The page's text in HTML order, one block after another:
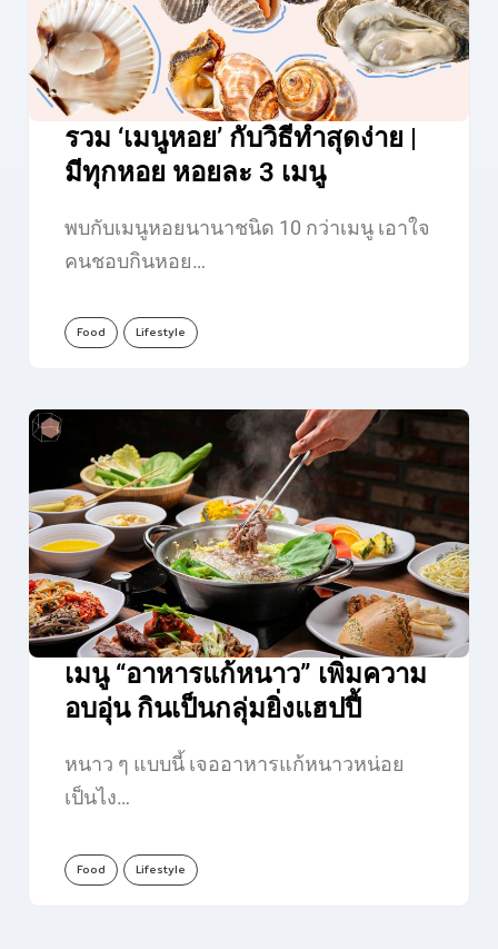
รวม ‘เมนูหอย’ กับวิธีทำสุดง่าย |
มีทุกหอย หอยละ 3 เมนู
พบกับเมนูหอยนานาชนิด 10 กว่าเมนู เอาใจ
คนชอบกินหอย…
Food Lifestyle
เมนู “อาหารแก้หนาว” เพิ่มความ
อบอุ่น กินเป็นกลุ่มยิ่งแฮปปี้
หนาว ๆ แบบนี้ เจออาหารแก้หนาวหน่อย
เป็นไง…
Food Lifestyle